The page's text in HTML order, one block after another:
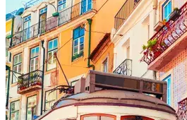
Destinations
Croatie
Espagne
Grèce
Italie
Portugal
Slovénie